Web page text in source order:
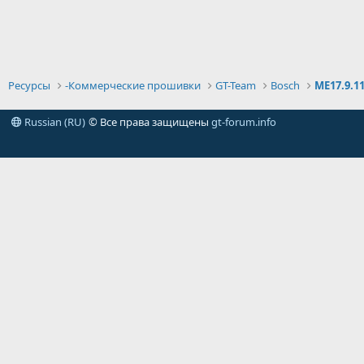
Ресурсы -Коммерческие прошивки GT-Team Bosch ME17.9.11
Russian (RU) © Все права защищены gt-forum.info